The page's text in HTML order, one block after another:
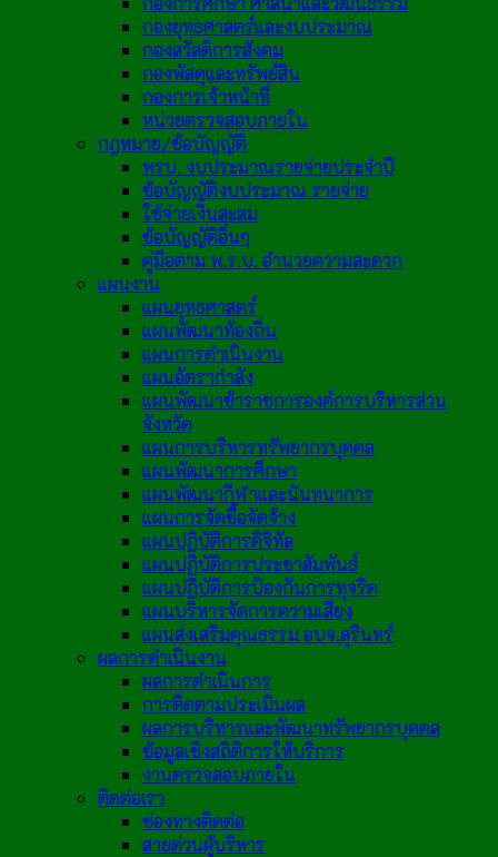
กองยุทธศาสตร์และงบประมาณ
กองสวัสดิการสังคม
กองพัสดุและทรัพย์สิน
กองการเจ้าหน้าที่
หน่วยตรวจสอบภายใน
กฎหมาย/ข้อบัญญัติ
พรบ. งบประมาณรายจ่ายประจำปี
ข้อบัญญัติงบประมาณ รายจ่าย
ใช้จ่ายเงินสะสม
ข้อบัญญัติอื่นๆ
คู่มือตาม พ.ร.บ. อำนวยความสะดวก
แผนงาน
แผนยุทธศาสตร์
แผนพัฒนาท้องถิ่น
แผนการดำเนินงาน
แผนอัตรากำลัง
แผนพัฒนาข้าราชการองค์การบริหารส่วน
จังหวัด
แผนการบริหารทรัพยากรบุคคล
แผนพัฒนาการศึกษา
แผนพัฒนากีฬาและนันทนาการ
แผนการจัดซื้อจัดจ้าง
แผนปฏิบัติการดิจิทัล
แผนปฏิบัติการประชาสัมพันธ์
แผนปฏิบัติการป้องกันการทุจริต
แผนบริหารจัดการความเสี่ยง
แผนส่งเสริมคุณธรรม อบจ.สุรินทร์
ผลการดำเนินงาน
ผลการดำเนินการ
การติดตามประเมินผล
ผลการบริหารและพัฒนาทรัพยากรบุคคล
ข้อมูลเชิงสถิติการให้บริการ
งานตรวจสอบภายใน
ติดต่อเรา
ช่องทางติดต่อ
สายด่วนผู้บริหาร